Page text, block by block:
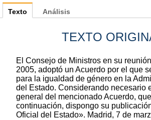
Texto
TEXTO
El Consejo de Ministros en su
2005, adoptó un Acuerdo por el que
para la igualdad de género en la
del Estado. Considerando necesario
general del mencionado Acuerdo,
continuación, dispongo su
Oficial del Estado». Madrid, 7 de
Análisis